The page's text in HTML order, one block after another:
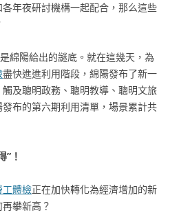
年夜研討機構一起配合，那么這些
綿陽給出的謎底。就在這幾天，為
盡快進進利用階段，綿陽發布了新一
及聰明政務、聰明教導、聰明文旅
布的第六期利用清單，場景累計共
”！
工體檢正在加快轉化為經濟增加的新
攀新高？